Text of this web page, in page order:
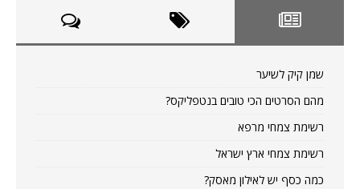
שמן קיק לשיער
מהם הסרטים הכי טובים בנטפליקס?
רשימת צמחי מרפא
רשימת צמחי ארץ ישראל
כמה כסף יש לאילון מאסק?